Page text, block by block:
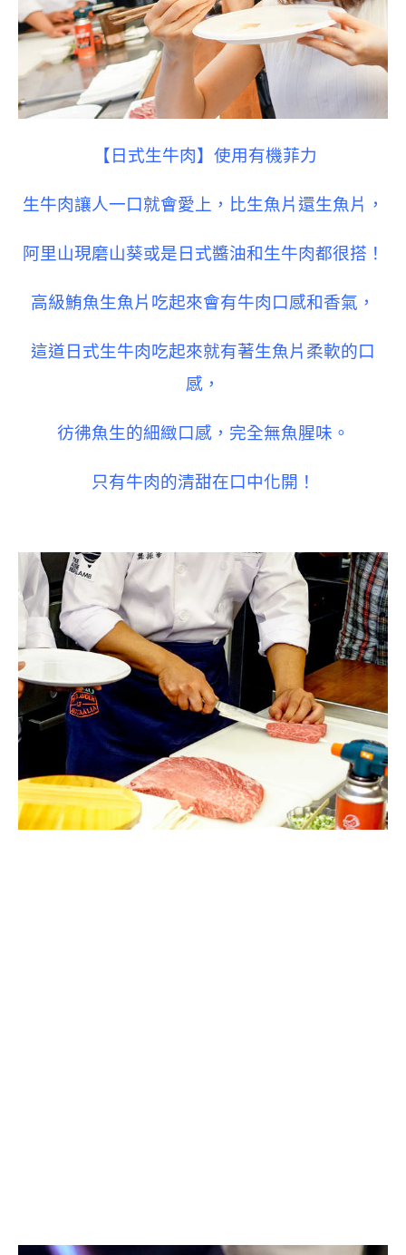
【日式生牛肉】使用有機菲力
生牛肉讓人一口就會愛上，比生魚片還生魚片，
阿里山現磨山葵或是日式醬油和生牛肉都很搭！
高級鮪魚生魚片吃起來會有牛肉口感和香氣，
這道日式生牛肉吃起來就有著生魚片柔軟的口
感，
彷彿魚生的細緻口感，完全無魚腥味。
只有牛肉的清甜在口中化開！